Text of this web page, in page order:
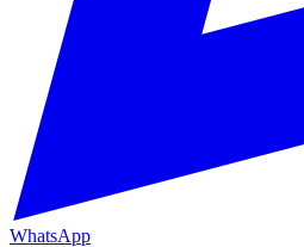
WhatsApp